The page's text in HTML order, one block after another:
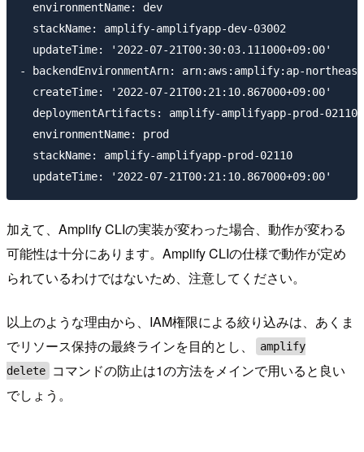
  environmentName: dev
  stackName: amplify-amplifyapp-dev-03002
  updateTime: '2022-07-21T00:30:03.111000+09:00'
- backendEnvironmentArn: arn:aws:amplify:ap-
  createTime: '2022-07-21T00:21:10.867000+09:00'
deploymentArtifacts: amplify-amplifyapp-prod-
  environmentName: prod
  stackName: amplify-amplifyapp-prod-02110
加えて、Amplify CLIの実装が変わった場合、動作が変わる
可能性は十分にあります。Amplify CLIの仕様で動作が定め
られているわけではないため、注意してください。
以上のような理由から、IAM権限による絞り込みは、あくま
でリソース保持の最終ラインを目的とし、
amplify
delete
コマンドの防止は1の方法をメインで用いると良い
でしょう。